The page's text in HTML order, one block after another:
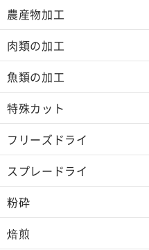
農産物加工
肉類の加工
魚類の加工
特殊カット
フリーズドライ
スプレードライ
粉砕
焙煎